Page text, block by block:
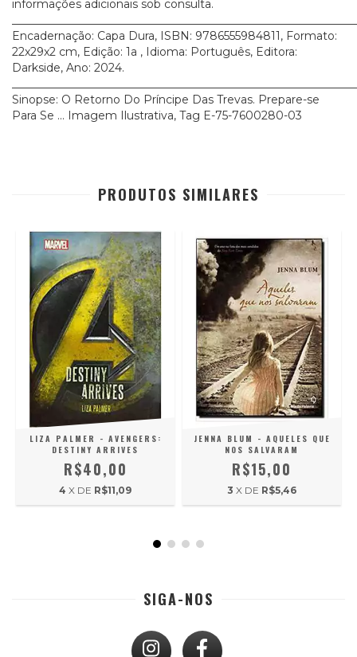
informações adicionais sob consulta.
Encadernação: Capa Dura, ISBN: 9786555984811, Formato:
22x29x2 cm, Edição: 1a , Idioma: Português, Editora:
Darkside, Ano: 2024.
Sinopse: O Retorno Do Príncipe Das Trevas. Prepare-se
Para Se ... Imagem Ilustrativa, Tag E-75-7600280-03
PRODUTOS SIMILARES
LIZA PALMER - AVENGERS:
DESTINY ARRIVES
R$40,00
4 X DE R$11,09
JENNA BLUM - AQUELES QUE
NOS SALVARAM
R$15,00
3 X DE R$5,46
SIGA-NOS